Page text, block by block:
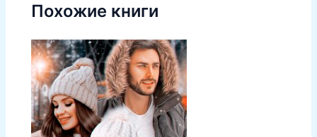
Похожие книги